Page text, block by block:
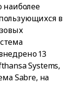
наиболее
в
13
Systems,
Sabre, на